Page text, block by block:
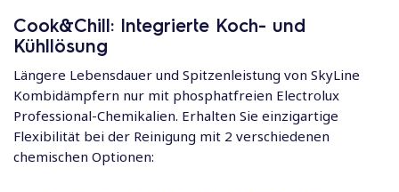
Cook&Chill: Integrierte Koch- und
Kühllösung
Längere Lebensdauer und Spitzenleistung von SkyLine
Kombidämpfern nur mit phosphatfreien Electrolux
Professional-Chemikalien. Erhalten Sie einzigartige
Flexibilität bei der Reinigung mit 2 verschiedenen
chemischen Optionen: